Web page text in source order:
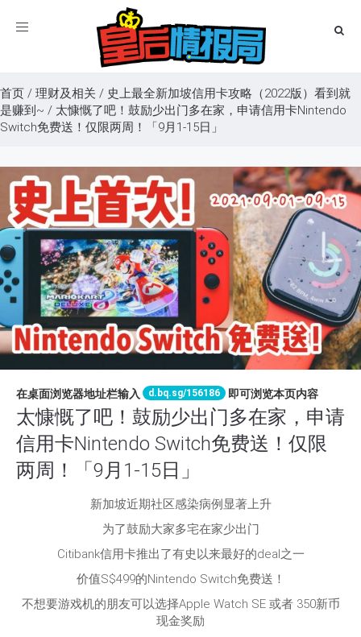
Toggle
首页 / 理财及相关 / 史上最全新加坡信用卡攻略（2022版）看到就
是赚到~ / 太慷慨了吧！鼓励少出门多在家，申请信用卡Nintendo
Switch免费送！仅限两周！「9月1-15日」
在桌面浏览器地址栏输入 d.bq.sg/156186 即可浏览本页内容
太慷慨了吧！鼓励少出门多在家，申请
信用卡Nintendo Switch免费送！仅限
两周！「9月1-15日」
新加坡近期社区感染病例显著上升
为了鼓励大家多宅在家少出门
Citibank信用卡推出了有史以来最好的deal之一
价值S$499的Nintendo Switch免费送！
不想要游戏机的朋友可以选择Apple Watch SE 或者 350新币
现金奖励